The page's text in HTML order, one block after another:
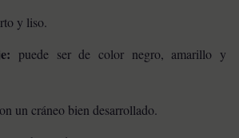
y liso.
puede ser de color negro, amarillo y
un cráneo bien desarrollado.